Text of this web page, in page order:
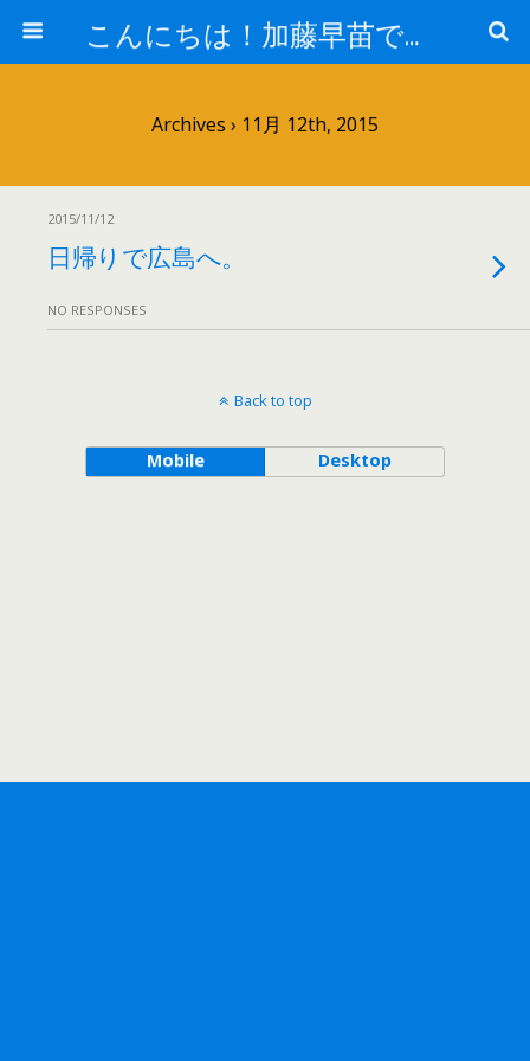
こんにちは！加藤早苗です。
Archives › 11月 12th, 2015
2015/11/12
日帰りで広島へ。
NO RESPONSES
Back to top
Mobile Desktop